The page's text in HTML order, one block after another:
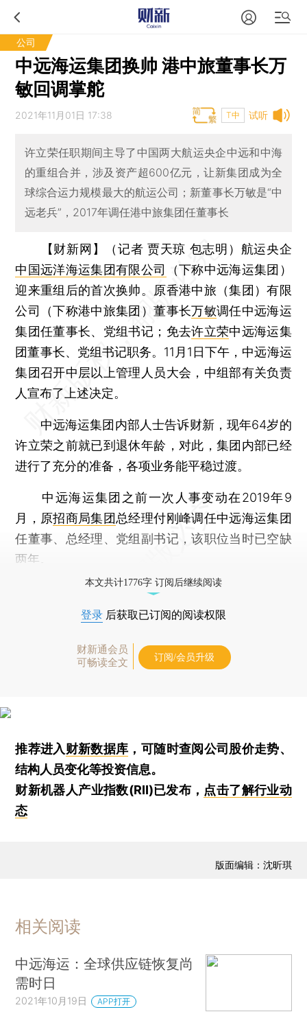
公司
中远海运集团换帅 港中旅董事长万
敏回调掌舵
试听
2021年11月01日 17:38 T中
许立荣任职期间主导了中国两大航运央企中远和中海
的重组合并，涉及资产超600亿元，让新集团成为全
球综合运力规模最大的航运公司；新董事长万敏是“中
远老兵”，2017年调任港中旅集团任董事长
【财新网】（记者 贾天琼 包志明） 航运央企
中国远洋海运集团有限公司
（下称中远海运集团）
迎来重组后的首次换帅。原香港中旅（集团）有限
公司（下称港中旅集团）董事长万敏调任中远海运
集团任董事长、党组书记；免去许立荣中远海运集
团董事长、党组书记职务。11月1日下午，中远海运
集团召开中层以上管理人员大会，中组部有关负责
人宣布了上述决定。
中远海运集团内部人士告诉财新，现年64岁的
许立荣之前就已到退休年龄，对此，集团内部已经
进行了充分的准备，各项业务能平稳过渡。
中远海运集团之前一次人事变动在2019年9
月，原招商局集团总经理付刚峰调任中远海运集团
任董事、总经理、党组副书记，该职位当时已空缺
两年。
本文共计1776字 订阅后继续阅读
登录 后获取已订阅的阅读权限
财新通会员
可畅读全文
订阅/会员升级
推荐进入财新数据库 ，可随时查阅公司股价走势、
结构人员变化等投资信息。
财新机器人产业指数(RII)已发布， 点击了解行业动
态
版面编辑：沈昕琪
相关阅读
中远海运：全球供应链恢复尚
需时日
2021年10月19日 APP打开